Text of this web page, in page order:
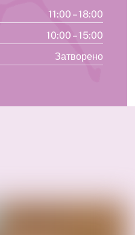
11:00 – 18:00
10:00 – 15:00
Затворено